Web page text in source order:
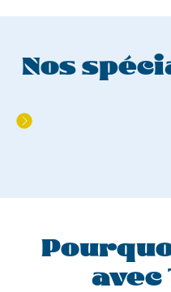
Nos
Aller
avec